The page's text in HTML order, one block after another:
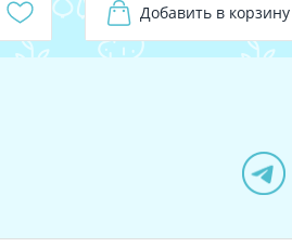
Добавить в корзину